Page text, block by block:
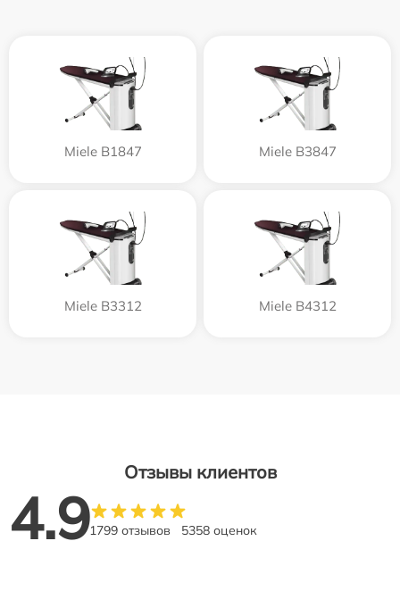
Miele B1847 Miele B3847
Miele B3312 Miele B4312
Отзывы клиентов
4.91799 отзывов 5358 оценок